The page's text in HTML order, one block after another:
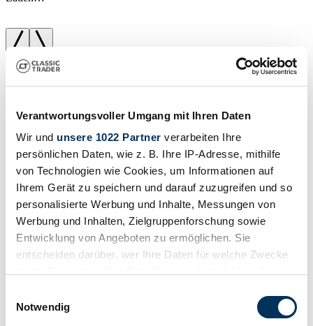
Verantwortungsvoller Umgang mit Ihren Daten
Wir und unsere 1022 Partner verarbeiten Ihre
persönlichen Daten, wie z. B. Ihre IP-Adresse, mithilfe
von Technologien wie Cookies, um Informationen auf
Ihrem Gerät zu speichern und darauf zuzugreifen und so
personalisierte Werbung und Inhalte, Messungen von
Werbung und Inhalten, Zielgruppenforschung sowie
Entwicklung von Angeboten zu ermöglichen. Sie
entscheiden darüber, wer Ihre Daten für welche Zwecke
Trigger Symbol ändern oder widerrufen
Notwendig